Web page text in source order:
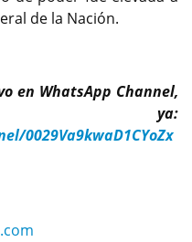
de la Nación.
en WhatsApp Channel,
ya:
0029Va9kwaD1CYoZx